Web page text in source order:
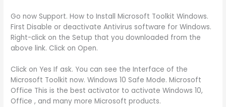
Go now Support. How to Install Microsoft Toolkit Windows.
First Disable or deactivate Antivirus software for Windows.
Right-click on the Setup that you downloaded from the
above link. Click on Open.
Click on Yes If ask. You can see the Interface of the
Microsoft Toolkit now. Windows 10 Safe Mode. Microsoft
Office This is the best activator to activate Windows 10,
Office , and many more Microsoft products.